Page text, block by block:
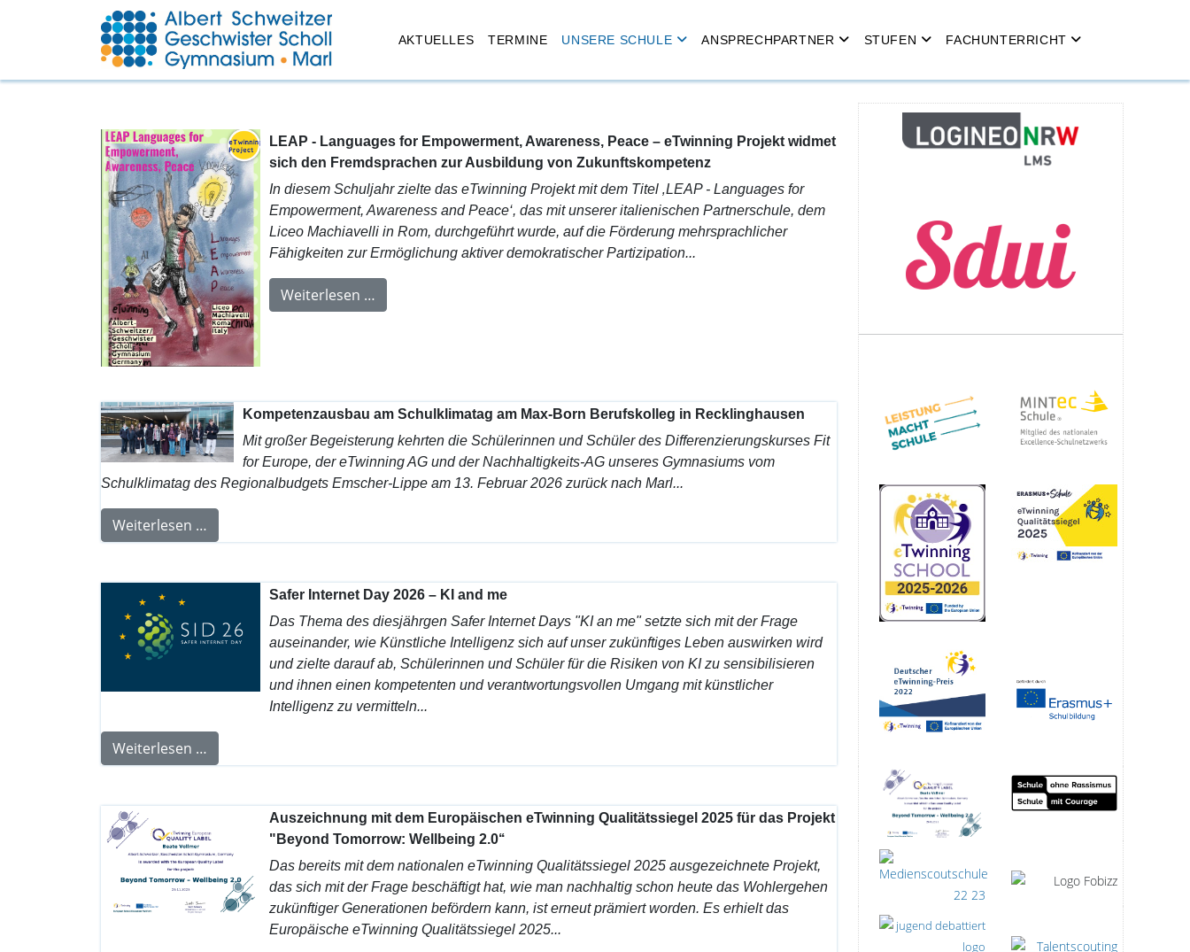
AKTUELLES TERMINE UNSERE SCHULE ANSPRECHPARTNER STUFEN FACHUNTERRICHT
LEAP - Languages for Empowerment, Awareness, Peace – eTwinning Projekt widmet
sich den Fremdsprachen zur Ausbildung von Zukunftskompetenz
In diesem Schuljahr zielte das eTwinning Projekt mit dem Titel ‚LEAP - Languages for
Empowerment, Awareness and Peace‘, das mit unserer italienischen Partnerschule, dem
Liceo Machiavelli in Rom, durchgeführt wurde, auf die Förderung mehrsprachlicher
Fähigkeiten zur Ermöglichung aktiver demokratischer Partizipation...
Weiterlesen …
Kompetenzausbau am Schulklimatag am Max-Born Berufskolleg in Recklinghausen
Mit großer Begeisterung kehrten die Schülerinnen und Schüler des Differenzierungskurses Fit
for Europe, der eTwinning AG und der Nachhaltigkeits-AG unseres Gymnasiums vom
Schulklimatag des Regionalbudgets Emscher-Lippe am 13. Februar 2026 zurück nach Marl...
Weiterlesen …
Safer Internet Day 2026 – KI and me
Das Thema des diesjährgen Safer Internet Days "KI an me" setzte sich mit der Frage
auseinander, wie Künstliche Intelligenz sich auf unser zukünftiges Leben auswirken wird
und zielte darauf ab, Schülerinnen und Schüler für die Risiken von KI zu sensibilisieren
und ihnen einen kompetenten und verantwortungsvollen Umgang mit künstlicher
Intelligenz zu vermitteln...
Weiterlesen …
Auszeichnung mit dem Europäischen eTwinning Qualitätssiegel 2025 für das Projekt
"Beyond Tomorrow: Wellbeing 2.0‘‘
Das bereits mit dem nationalen eTwinning Qualitätssiegel 2025 ausgezeichnete Projekt,
das sich mit der Frage beschäftigt hat, wie man nachhaltig schon heute das Wohlergehen
zukünftiger Generationen befördern kann, ist erneut prämiert worden. Es erhielt das
Europäische eTwinning Qualitätssiegel 2025...